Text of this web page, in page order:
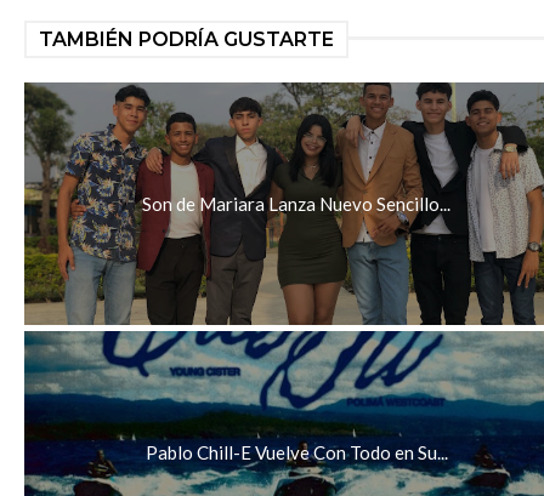
TAMBIÉN PODRÍA GUSTARTE
Son de Mariara Lanza Nuevo Sencillo...
Pablo Chill-E Vuelve Con Todo en Su...